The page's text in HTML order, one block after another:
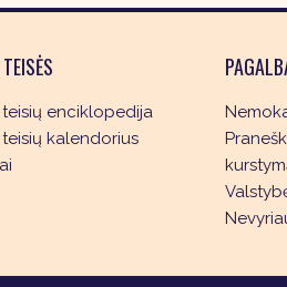
enciklopedija
kalendorius